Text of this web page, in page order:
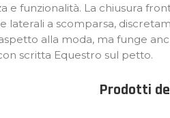
e funzionalità. La chiusura
laterali a scomparsa,
alla moda, ma funge
scritta Equestro sul petto.
Prodotti